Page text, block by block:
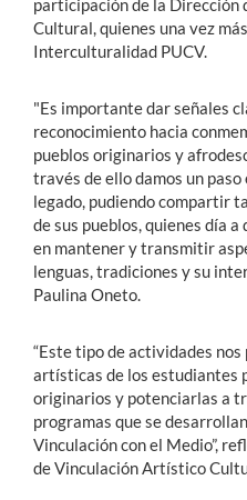
Cultural, quienes una vez
Interculturalidad PUCV.
"Es importante dar señales
reconocimiento hacia
pueblos originarios y
través de ello damos un
legado, pudiendo compartir
de sus pueblos, quienes día
en mantener y transmitir
lenguas, tradiciones y su
Paulina Oneto.
“Este tipo de actividades
artísticas de los estudiantes
originarios y potenciarlas a
programas que se
Vinculación con el Medio”,
de Vinculación Artístico